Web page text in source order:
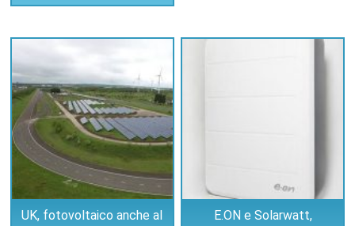
UK, fotovoltaico anche al
E.ON e Solarwatt,